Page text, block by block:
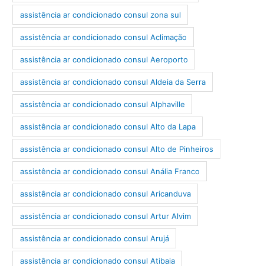
assistência ar condicionado consul zona sul
assistência ar condicionado consul Aclimação
assistência ar condicionado consul Aeroporto
assistência ar condicionado consul Aldeia da Serra
assistência ar condicionado consul Alphaville
assistência ar condicionado consul Alto da Lapa
assistência ar condicionado consul Alto de Pinheiros
assistência ar condicionado consul Anália Franco
assistência ar condicionado consul Aricanduva
assistência ar condicionado consul Artur Alvim
assistência ar condicionado consul Arujá
assistência ar condicionado consul Atibaia